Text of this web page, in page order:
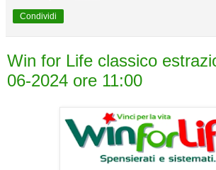
Condividi
Win for Life classico
06-2024 ore 11:00